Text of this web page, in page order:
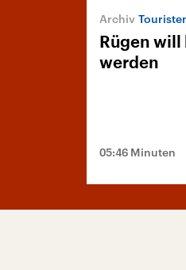
Rügen will
werden
05:46 Minuten